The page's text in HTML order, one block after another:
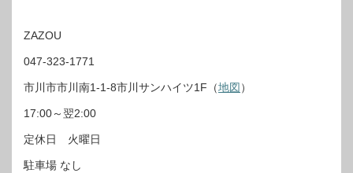
ZAZOU
047-323-1771
市川市市川南1-1-8市川サンハイツ1F（地図）
17:00～翌2:00
定休日 火曜日
駐車場 なし